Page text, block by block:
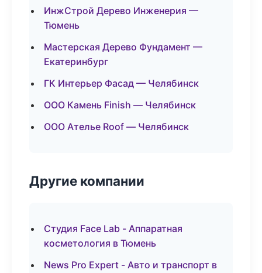
ИнжСтрой Дерево Инженерия —
Тюмень
Мастерская Дерево Фундамент —
Екатеринбург
ГК Интерьер Фасад — Челябинск
ООО Камень Finish — Челябинск
ООО Ателье Roof — Челябинск
Другие компании
Студия Face Lab - Аппаратная
косметология в Тюмень
News Pro Expert - Авто и транспорт в